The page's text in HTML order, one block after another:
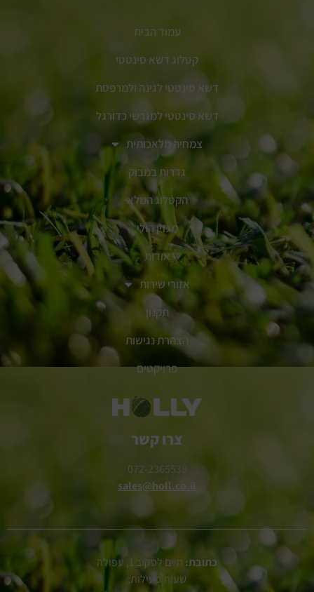
עמוד הבית
קטלוג דשא סינטטי
דשא סינטטי לגינה ולמרפסת
דשא סינטטי למגרשי כדורגל
צמחיה מלאכותית
גדרות במבוק
הקטלוג המלא
מגזין הולי
אודות
אזורי שירות
תקנון
הצהרת נגישות
פרויקטים
צרו קשר
072-2365538
sales@holl.co.il
כתובת: חיים לסקוב 1, עפולה
שעות פעילות: